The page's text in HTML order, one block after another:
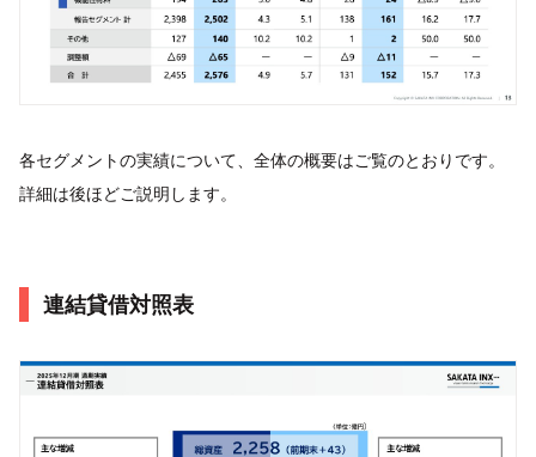
各セグメントの実績について、全体の概要はご覧のとおりです。
詳細は後ほどご説明します。
連結貸借対照表